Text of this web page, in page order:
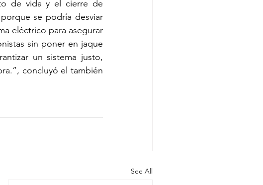
de vida y el cierre de
se podría desviar
eléctrico para asegurar
sin poner en jaque
un sistema justo,
concluyó el también
See All